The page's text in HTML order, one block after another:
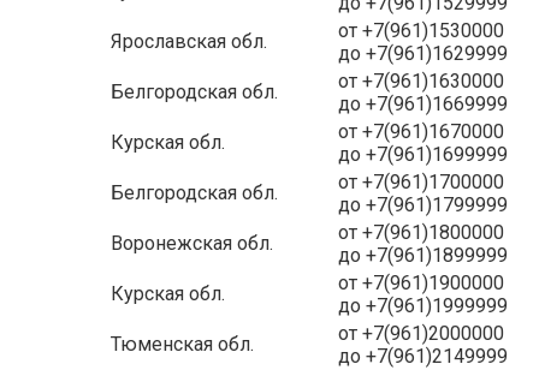
Ярославская обл.
от +7(961)1530000
до +7(961)1629999
Белгородская обл.
от +7(961)1630000
до +7(961)1669999
Курская обл.
от +7(961)1670000
до +7(961)1699999
Белгородская обл.
от +7(961)1700000
до +7(961)1799999
Воронежская обл.
от +7(961)1800000
до +7(961)1899999
Курская обл.
от +7(961)1900000
до +7(961)1999999
Тюменская обл.
от +7(961)2000000
до +7(961)2149999